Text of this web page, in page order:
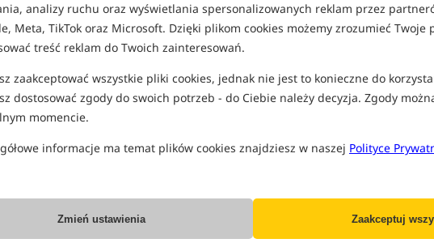
analizy ruchu oraz wyświetlania spersonalizowanych reklam przez
Meta, TikTok oraz Microsoft. Dzięki plikom cookies możemy zrozumieć Twoje
treść reklam do Twoich zainteresowań.
zaakceptować wszystkie pliki cookies, jednak nie jest to konieczne do
dostosować zgody do swoich potrzeb - do Ciebie należy decyzja. Zgody
momencie.
informacje ma temat plików cookies znajdziesz w naszej Polityce
Zmień ustawienia Zaakceptuj
rozmiar 4
0,14
Koniec
rozmiar 6